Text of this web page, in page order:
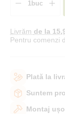
Livrăm de la 15
Pentru comenzi
Plată la
Suntem
Montaj